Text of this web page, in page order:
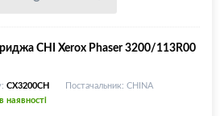
CHI Xerox Phaser 3200/113R00
CX3200CH
Постачальник: CHINA
в наявності